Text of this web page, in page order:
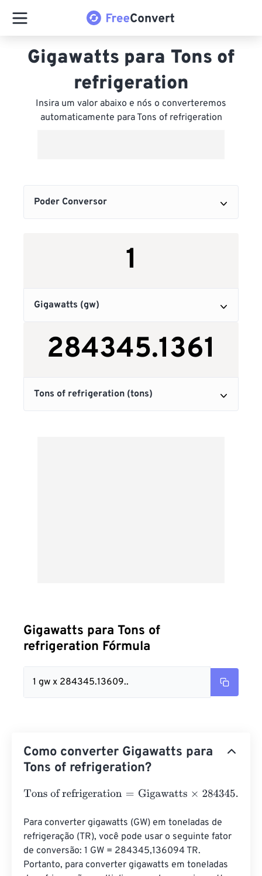
Gigawatts para Tons of
refrigeration
Insira um valor abaixo e nós o converteremos
automaticamente para Tons of refrigeration
Gigawatts para Tons of
refrigeration Fórmula
1 gw x 284345.13609..
Como converter Gigawatts para
Tons of refrigeration?
Tons of refrigeration=Gigawatts×284345.136094
Para converter gigawatts (GW) em toneladas de
refrigeração (TR), você pode usar o seguinte fator
de conversão: 1 GW = 284345,136094 TR.
Portanto, para converter gigawatts em toneladas